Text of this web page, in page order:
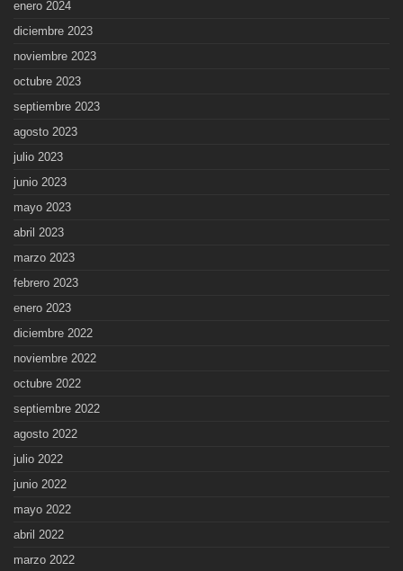
enero 2024
diciembre 2023
noviembre 2023
octubre 2023
septiembre 2023
agosto 2023
julio 2023
junio 2023
mayo 2023
abril 2023
marzo 2023
febrero 2023
enero 2023
diciembre 2022
noviembre 2022
octubre 2022
septiembre 2022
agosto 2022
julio 2022
junio 2022
mayo 2022
abril 2022
marzo 2022